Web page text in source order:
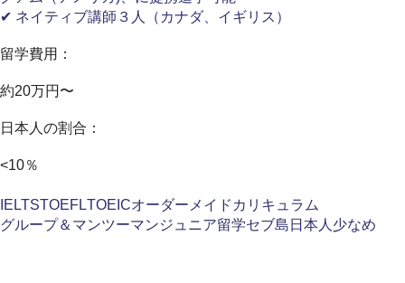
✔ ネイティブ講師３人（カナダ、イギリス）
留学費用：
約20万円〜
日本人の割合：
<10％
IELTSTOEFLTOEICオーダーメイドカリキュラム
グループ＆マンツーマンジュニア留学セブ島 日本人少なめ